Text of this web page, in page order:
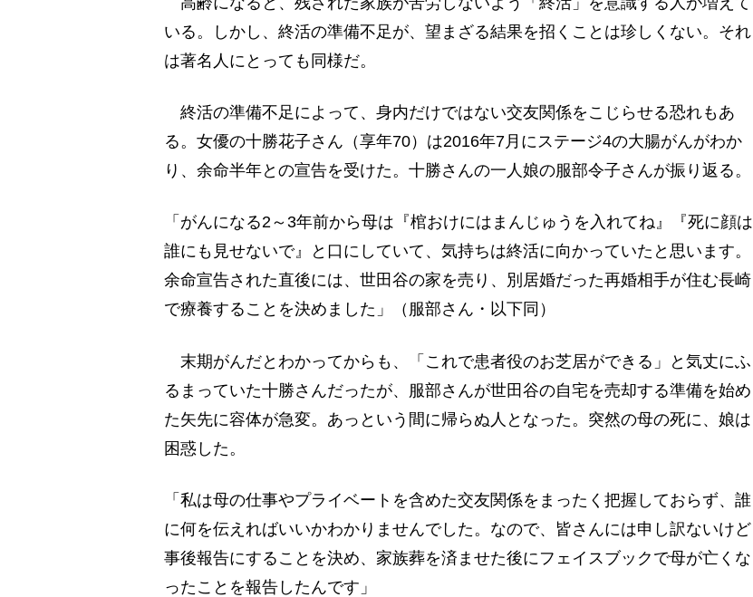
いる。しかし、終活の準備不足が、望まざる結果を招くことは珍しくない。それ
は著名人にとっても同様だ。
終活の準備不足によって、身内だけではない交友関係をこじらせる恐れもあ
る。女優の十勝花子さん（享年70）は2016年7月にステージ4の大腸がんがわか
り、余命半年との宣告を受けた。十勝さんの一人娘の服部令子さんが振り返る。
「がんになる2～3年前から母は『棺おけにはまんじゅうを入れてね』『死に顔は
誰にも見せないで』と口にしていて、気持ちは終活に向かっていたと思います。
余命宣告された直後には、世田谷の家を売り、別居婚だった再婚相手が住む長崎
で療養することを決めました」（服部さん・以下同）
末期がんだとわかってからも、「これで患者役のお芝居ができる」と気丈にふ
るまっていた十勝さんだったが、服部さんが世田谷の自宅を売却する準備を始め
た矢先に容体が急変。あっという間に帰らぬ人となった。突然の母の死に、娘は
困惑した。
「私は母の仕事やプライベートを含めた交友関係をまったく把握しておらず、誰
に何を伝えればいいかわかりませんでした。なので、皆さんには申し訳ないけど
事後報告にすることを決め、家族葬を済ませた後にフェイスブックで母が亡くな
ったことを報告したんです」